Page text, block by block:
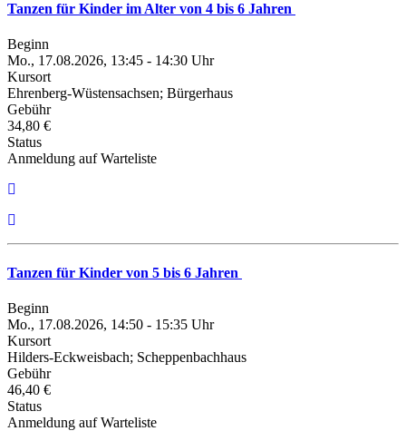
Tanzen für Kinder im Alter von 4 bis 6 Jahren
Beginn
Mo., 17.08.2026, 13:45 - 14:30 Uhr
Kursort
Ehrenberg-Wüstensachsen; Bürgerhaus
Gebühr
34,80 €
Status
Anmeldung auf Warteliste
Tanzen für Kinder von 5 bis 6 Jahren
Beginn
Mo., 17.08.2026, 14:50 - 15:35 Uhr
Kursort
Hilders-Eckweisbach; Scheppenbachhaus
Gebühr
46,40 €
Status
Anmeldung auf Warteliste